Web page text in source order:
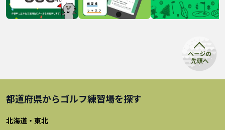
都道府県からゴルフ練習場を探す
北海道・東北